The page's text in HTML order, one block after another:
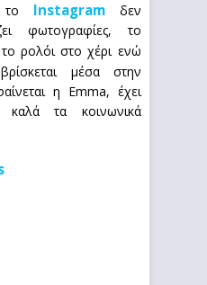
το Instagramδεν
φωτογραφίες, το
ρολόι στο χέρι ενώ
μέσα στην
η Emma, έχει
τα κοινωνικά